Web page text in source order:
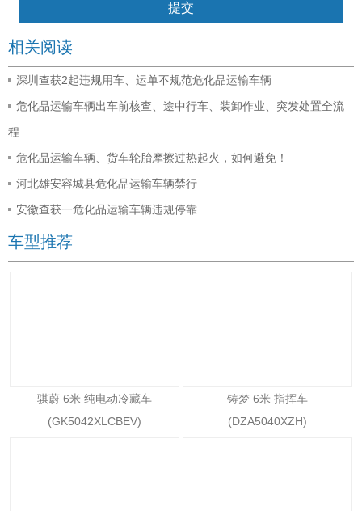
相关阅读
深圳查获2起违规用车、运单不规范危化品运输车辆
危化品运输车辆出车前核查、途中行车、装卸作业、突发处置全流
程
危化品运输车辆、货车轮胎摩擦过热起火，如何避免！
河北雄安容城县危化品运输车辆禁行
安徽查获一危化品运输车辆违规停靠
车型推荐
骐蔚 6米 纯电动冷藏车
(GK5042XLCBEV)
铸梦 6米 指挥车
(DZA5040XZH)